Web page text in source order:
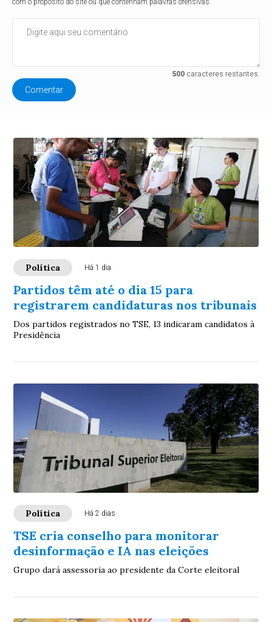
500caracteres restantes.
Comentar
Política Há 1 dia
Partidos têm até o dia 15 para
registrarem candidaturas nos tribunais
Dos partidos registrados no TSE, 13 indicaram candidatos à
Presidência
Política Há 2 dias
TSE cria conselho para monitorar
desinformação e IA nas eleições
Grupo dará assessoria ao presidente da Corte eleitoral